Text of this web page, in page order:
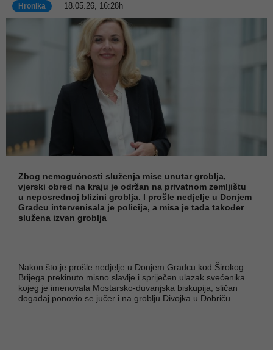
Hronika 18.05.26, 16:28h
Zbog nemogućnosti služenja mise unutar groblja,
vjerski obred na kraju je održan na privatnom zemljištu
u neposrednoj blizini groblja. I prošle nedjelje u Donjem
Gradcu intervenisala je policija, a misa je tada također
služena izvan groblja
Nakon što je prošle nedjelje u Donjem Gradcu kod Širokog
Brijega prekinuto misno slavlje i spriječen ulazak svećenika
kojeg je imenovala Mostarsko-duvanjska biskupija, sličan
događaj ponovio se jučer i na groblju Divojka u Dobriču.